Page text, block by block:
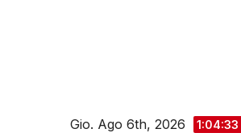
Gio. Ago 6th, 2026 1:04:34